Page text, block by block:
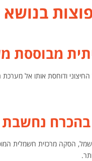
מבוססת
ודוחסת אותו אל
נחשבת